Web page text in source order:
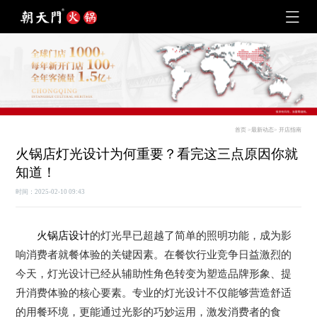
首页 >最新动态> 开店指南
火锅店灯光设计为何重要？看完这三点原因你就
知道！
时间：2025-02-10 09:43
火锅店设计的灯光早已超越了简单的照明功能，成为影
响消费者就餐体验的关键因素。在餐饮行业竞争日益激烈的
今天，灯光设计已经从辅助性角色转变为塑造品牌形象、提
升消费体验的核心要素。专业的灯光设计不仅能够营造舒适
的用餐环境，更能通过光影的巧妙运用，激发消费者的食